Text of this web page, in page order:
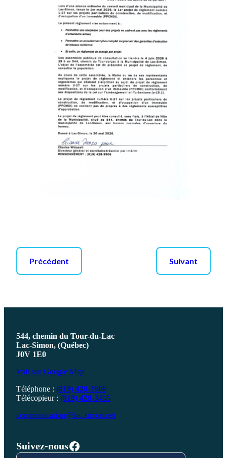
Précédent Suivant
544, chemin du Tour-du-Lac
Lac-Simon, (Québec)
J0V 1E0
Voir sur Google Map
Téléphone : (819) 428-3906
Télécopieur : (819) 428-3455
communication@lac-simon.net
Suivez-nousFacebook